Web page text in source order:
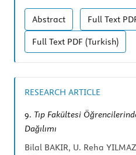
Abstract Full Text
Full Text PDF (Turkish)
RESEARCH ARTICLE
9. Tıp Fakültesi
Dağılımı
Bilal BAKIR, U. Reha